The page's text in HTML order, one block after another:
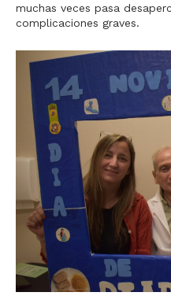
muchas veces pasa
complicaciones graves.